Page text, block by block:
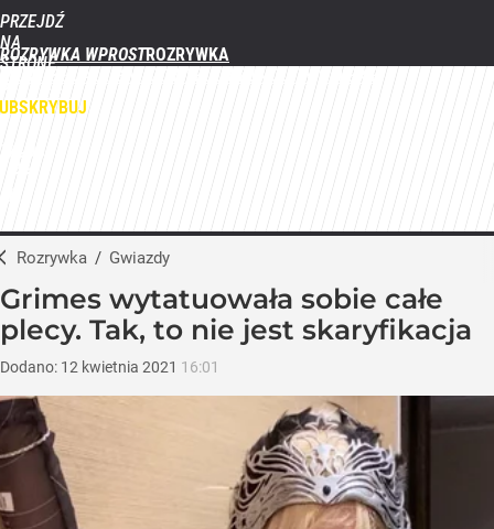
PRZEJDŹ
NA
STRONĘ
WPROST.PL
ROZRYWKA WPROST
Rozrywka / Gwiazdy
Grimes wytatuowała sobie całe
plecy. Tak, to nie jest skaryfikacja
Dodano: 12 kwietnia 2021 16:01